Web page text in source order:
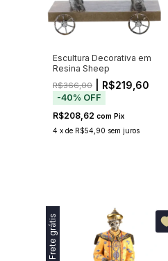
Escultura Decorativa em
Resina Sheep
R$366,00 | R$219,60
-40% OFF
R$208,62 com Pix
4 x de R$54,90 sem juros
Frete grátis